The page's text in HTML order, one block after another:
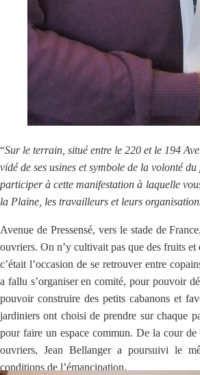
“Sur le terrain, situé entre le 220 et le 194
vidé de ses usines et symbole de la volonté
participer à cette manifestation à laquelle
la Plaine, les travailleurs et leurs
Avenue de Pressensé, vers le stade de
ouvriers. On n’y cultivait pas que des fruits et
c’était l’occasion de se retrouver entre
a fallu s’organiser en comité, pour pouvoir
pouvoir construire des petits cabanons et
jardiniers ont choisi de prendre sur chaque
pour faire un espace commun. De la cour de
ouvriers, Jean Bellanger a poursuivi le
conditions de l’émancipation.